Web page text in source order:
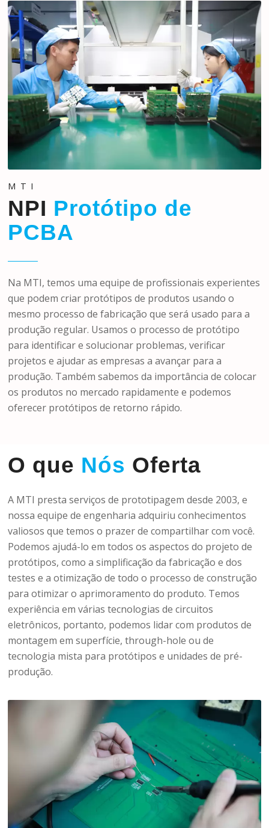
MTI
NPI Protótipo de
PCBA
Na MTI, temos uma equipe de profissionais experientes
que podem criar protótipos de produtos usando o
mesmo processo de fabricação que será usado para a
produção regular. Usamos o processo de protótipo
para identificar e solucionar problemas, verificar
projetos e ajudar as empresas a avançar para a
produção. Também sabemos da importância de colocar
os produtos no mercado rapidamente e podemos
oferecer protótipos de retorno rápido.
O que Nós Oferta
A MTI presta serviços de prototipagem desde 2003, e
nossa equipe de engenharia adquiriu conhecimentos
valiosos que temos o prazer de compartilhar com você.
Podemos ajudá-lo em todos os aspectos do projeto de
protótipos, como a simplificação da fabricação e dos
testes e a otimização de todo o processo de construção
para otimizar o aprimoramento do produto. Temos
experiência em várias tecnologias de circuitos
eletrônicos, portanto, podemos lidar com produtos de
montagem em superfície, through-hole ou de
tecnologia mista para protótipos e unidades de pré-
produção.